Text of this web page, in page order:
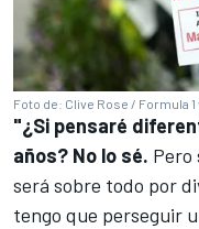
Foto de: Clive Rose / Formula
"¿Si pensaré
años? No lo sé. Pero
será sobre todo por
tengo que perseguir